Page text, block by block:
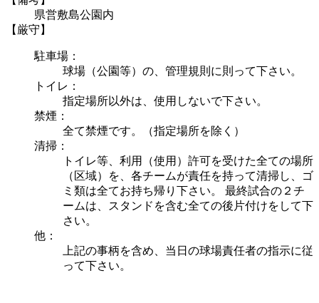
県営敷島公園内
【厳守】
駐車場：
球場（公園等）の、管理規則に則って下さい。
トイレ：
指定場所以外は、使用しないで下さい。
禁煙：
全て禁煙です。（指定場所を除く）
清掃：
トイレ等、利用（使用）許可を受けた全ての場所
（区域）を、各チームが責任を持って清掃し、ゴ
ミ類は全てお持ち帰り下さい。 最終試合の２チ
ームは、スタンドを含む全ての後片付けをして下
さい。
他：
上記の事柄を含め、当日の球場責任者の指示に従
って下さい。